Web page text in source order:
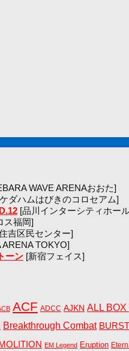
WAVE ARENAおおた]
ダハムはびきのコロセアム]
[品川インターシティホー
ス福岡]
吉区民センター]
TOKYO]
ーン [新宿フェイス]
ACF ADCC AJKN ALL BOX
Breakthrough Combat BURST
EM Legend Eruption